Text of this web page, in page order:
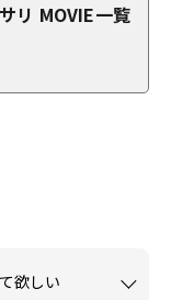
リ MOVIE一覧
欲しい